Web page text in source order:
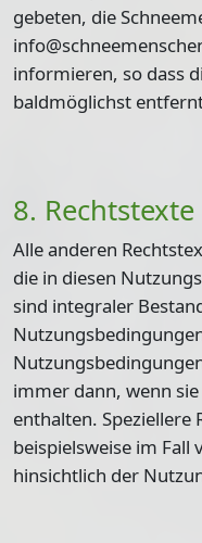
gebeten, die
informieren, so dass
baldmöglichst
8. Rechtstexte
Alle anderen
die in diesen
sind integraler
immer dann, wenn
enthalten. Speziellere
beispielsweise im
hinsichtlich der